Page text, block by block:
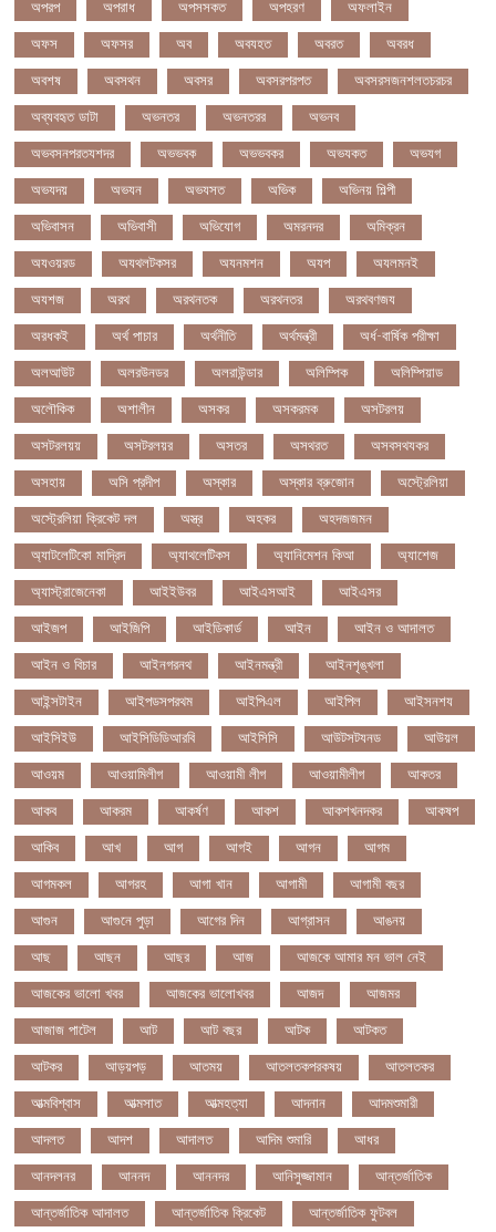
অপরপ অপরাধ অপসসকত অপহরণ অফলাইন
অফস অফসর অব অবযহত অবরত অবরধ
অবশষ অবসথন অবসর অবসরপরপত অবসরসজনশলতচরচর
অব্যবহৃত ডাটা অভনতর অভনতরর অভনব
অভবসনপরতযশদর অভভবক অভভবকর অভযকত অভযগ
অভযদয় অভযন অভযসত অভিক অভিনয় শিল্পী
অভিবাসন অভিবাসী অভিযোগ অমরনদর অমিক্রন
অযওয়রড অযথলটকসর অযনমশন অযপ অযলমনই
অযশজ অরথ অরথনতক অরথনতর অরথবণজয
অরধকই অর্থ পাচার অর্থনীতি অর্থমন্ত্রী অর্ধ-বার্ষিক পরীক্ষা
অলআউট অলরউনডর অলরাউন্ডার অলিম্পিক অলিম্পিয়াড
অলৌকিক অশালীন অসকর অসকরমক অসটরলয়
অসটরলয়য় অসটরলয়র অসতর অসথরত অসবসথযকর
অসহায় অসি প্রদীপ অস্কার অস্কার ব্রুজোন অস্ট্রেলিয়া
অস্ট্রেলিয়া ক্রিকেট দল অস্ত্র অহকর অহদজজমন
অ্যাটলেটিকো মাদ্রিদ অ্যাথলেটিকস অ্যানিমেশন কিআ অ্যাশেজ
অ্যাস্ট্রাজেনেকা আইইউবর আইএসআই আইএসর
আইজপ আইজিপি আইডিকার্ড আইন আইন ও আদালত
আইন ও বিচার আইনগরনথ আইনমন্ত্রী আইনশৃঙ্খলা
আইন্সটাইন আইপডসপরথম আইপিএল আইপিল আইসনশয
আইসিইউ আইসিডিডিআরবি আইসিসি আউটসটযনড আউয়ল
আওয়ম আওয়ামিলীগ আওয়ামী লীগ আওয়ামীলীগ আকতর
আকব আকরম আকর্ষণ আকশ আকশখনদকর আকষপ
আকিব আখ আগ আগই আগন আগম
আগমকল আগরহ আগা খান আগামী আগামী বছর
আগুন আগুনে পুড়া আগের দিন আগ্রাসন আঙনয়
আছ আছন আছর আজ আজকে আমার মন ভাল নেই
আজকের ভালো খবর আজকের ভালোখবর আজদ আজমর
আজাজ পাটেল আট আট বছর আটক আটকত
আটকর আড়য়পড় আতময় আতলতকপরকষয় আতলতকর
আত্মবিশ্বাস আত্মসাত আত্মহত্যা আদনান আদমশুমারী
আদলত আদশ আদালত আদিম শুমারি আধর
আনদলনর আননদ আননদর আনিসুজ্জামান আন্তর্জাতিক
আন্তর্জাতিক আদালত আন্তর্জাতিক ক্রিকেট আন্তর্জাতিক ফুটবল